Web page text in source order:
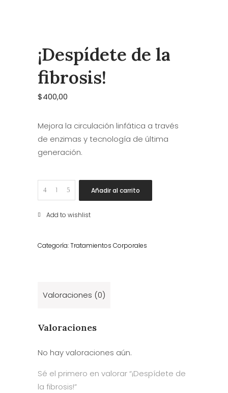
¡Despídete de la
fibrosis!
$400,00
Mejora la circulación linfática a través
de enzimas y tecnología de última
generación.
¡Despídete
de
la
Añadir al carrito
Add to wishlist
Categoría:Tratamientos Corporales
Valoraciones (0)
Valoraciones
No hay valoraciones aún.
Sé el primero en valorar “¡Despídete de
la fibrosis!”